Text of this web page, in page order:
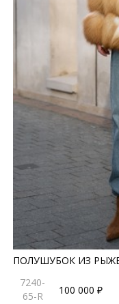
ПОЛУШУБОК ИЗ
7240-
65-R
100 000 ₽